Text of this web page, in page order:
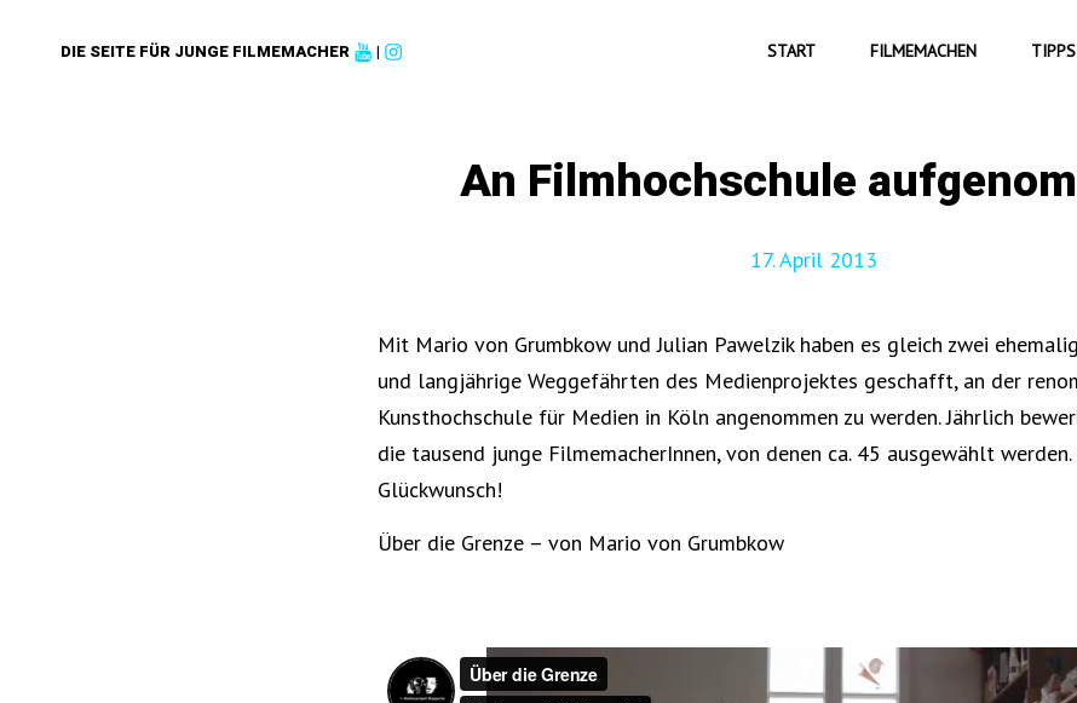
DIE SEITE FÜR JUNGE FILMEMACHER | START FILMEMACHEN
An Filmhochschule
17. April 2013
Mit Mario von Grumbkow und Julian Pawelzik haben es gleich zwei
und langjährige Weggefährten des Medienprojektes geschafft, an der
Kunsthochschule für Medien in Köln angenommen zu werden. Jährlich
die tausend junge FilmemacherInnen, von denen ca. 45 ausgewählt
Glückwunsch!
Über die Grenze – von Mario von Grumbkow